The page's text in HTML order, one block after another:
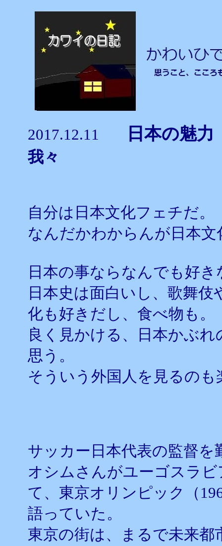
2017.12.11 日本の
我々
自分は日本文化フェチだ。
なんだかわからんが日本
日本の事ならなんでも好き
日本史は面白いし、歌舞
化も好きだし、食べ物も。
良く見かける、日本かぶ
思う。
そういう外国人を見るの
サッカー日本代表の監督
オシムさんがユーゴスラ
て、東京オリンピック（
語っていた。
東京の街は、まるで未来